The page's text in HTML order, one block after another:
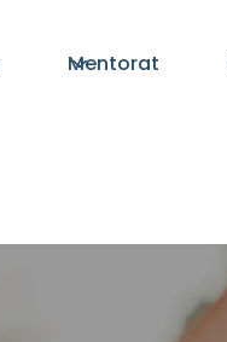
Mentorat